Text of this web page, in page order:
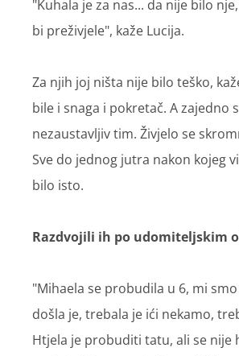
"Kuhala je za nas... da nije bilo
bi preživjele", kaže Lucija.
Za njih joj ništa nije bilo teško,
bile i snaga i pokretač. A zajedno
nezaustavljiv tim. Živjelo se
Sve do jednog jutra nakon kojeg
bilo isto.
Razdvojili ih po udomiteljskim
"Mihaela se probudila u 6, mi smo
došla je, trebala je ići nekamo,
Htjela je probuditi tatu, ali se